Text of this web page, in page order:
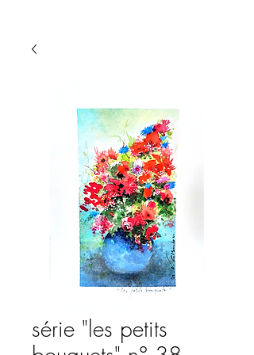
série "les petits